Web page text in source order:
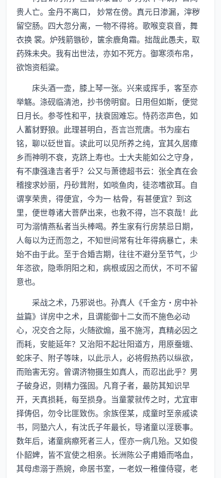
贵人亡。金丹不离口， 妙常在傍。真元日渗漏，滓秽
留空肠。四大忽分离，一物不得将。歌喉变哀音，舞
衣换 裳。炉残箭镞砂，箧余鹿角霜。拙哉此愚夫，取
药殊未央。我有出世法，亦如不死方。御寒须布帛，
欲饱资稻粱。
床头酒一壶，膝上琴一张。兴来或挥手，客至亦
举觞。涤砚临清池，抄书傍明窗。日用但如斯，便觉
日月长。参苓性和平，扶衰固难忘。恃药恣声色，如
人蓄豺野狼。此理甚明白，吾言岂荒唐。书为座右
铭，聊以砭世盲。读此可以见所养之纯，宜其久居瘴
乡而神明不衰，克跻上寿也。士大夫能如公之守身，
有不康强逢吉者乎？公又与萧德超书云：张全真在会
稽搜求妙丽，丹砂茸附，如啖鱼肉，徒恣嗜欲耳。自
谓享荣贵，得便宜，今为一 枯骨，有甚便宜？到这
里，便世尊诸大菩萨出来，也救不得，岂不哀哉！此
可为溺情燕私者当头棒喝。养生家有行房禁忌日期，
人每以为迂而忽之，不知世间常有壮年得病暴亡，未
始不由于此。至于合婚吉期，往往不避分至节气，少
年恣欲，隐乖阴阳之和，病根或因之而伏，不可不留
意也。
采战之术，乃邪说也。孙真人《千金方·房中补
益篇》详房中之术，且谓能御十二女而不施色必动
心，况交合之际，火随欲煽，虽不施泻，真精必因之
而耗，安能延年？又治阳不起壮阳道方，用原蚕蛾、
蛇床子、附子等味，以此示人，必将假热药以纵欲，
而贻害无穷。曾谓济物摄生如真人，而忍出此乎？男
子破身迟，则精力强固。凡育子者，最防其知识早
开，天真损耗，每至损身。当童蒙就传之时，尤宜审
择俦侣，勿令比匪致伤。余族侄某，成童时至亲戚读
书，同塾六人，有沈氏子年最长，导诸童以淫亵事。
数年后，诸童病瘵死者三人，侄亦一病几殆。又如俊
仆韶婢，皆不宜使之相亲。长洲陈公子甫婚而咯血，
其母虑溺于燕婉，命居书室，一老奴一稚僮侍寝，老